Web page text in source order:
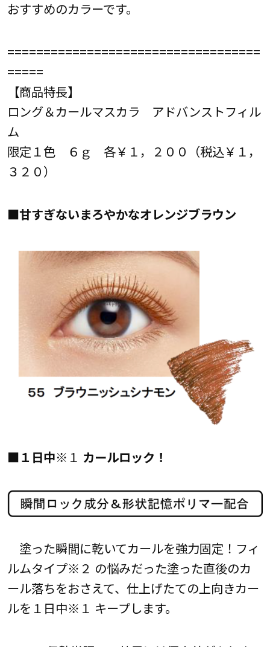
おすすめのカラーです。
===================================
=====
【商品特長】
ロング＆カールマスカラ アドバンストフィル
ム
限定１色 ６ｇ 各￥１，２００（税込￥１，
３２０）
■甘すぎないまろやかなオレンジブラウン
■１日中※１ カールロック！
塗った瞬間に乾いてカールを強力固定！フィ
ルムタイプ※２ の悩みだった塗った直後のカ
ール落ちをおさえて、仕上げたての上向きカー
ルを１日中※１ キープします。